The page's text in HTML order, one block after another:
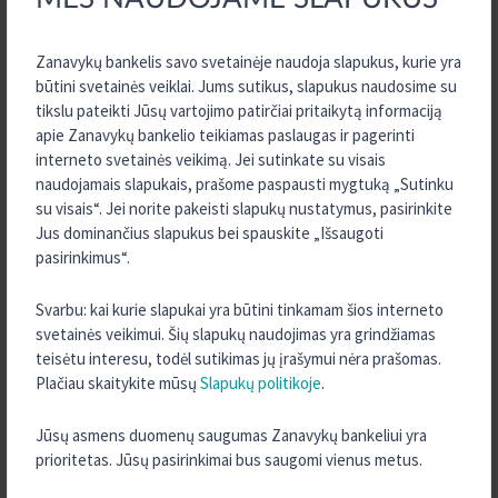
Zanavykų bankelis savo svetainėje naudoja slapukus, kurie yra
būtini svetainės veiklai. Jums sutikus, slapukus naudosime su
tikslu pateikti Jūsų vartojimo patirčiai pritaikytą informaciją
apie Zanavykų bankelio teikiamas paslaugas ir pagerinti
interneto svetainės veikimą. Jei sutinkate su visais
naudojamais slapukais, prašome paspausti mygtuką „Sutinku
su visais“. Jei norite pakeisti slapukų nustatymus, pasirinkite
Jus dominančius slapukus bei spauskite „Išsaugoti
pasirinkimus“.
Svarbu: kai kurie slapukai yra būtini tinkamam šios interneto
svetainės veikimui. Šių slapukų naudojimas yra grindžiamas
teisėtu interesu, todėl sutikimas jų įrašymui nėra prašomas.
Plačiau skaitykite mūsų Slapukų politikoje.
Jūsų asmens duomenų saugumas Zanavykų bankeliui yra
prioritetas. Jūsų pasirinkimai bus saugomi vienus metus.
Lietuvos bankų asociacijos duomenimis, Lietuvoje veikia 380 bankų
„Kreda“ grupės kredito unijos veikia Biržų, Ignalinos, Raseinių,
Šakių, Šilalės, Kupiškio, Kauno, Panevėžio, Joniškio, Kupiškio,
Vilniaus regionuose.
VISOS NAUJIENOS
2026 m. Balandis
2026 m. Kovas
2025 m. Gruodis
2025 m. Rugpjūtis
2025 m. Liepa